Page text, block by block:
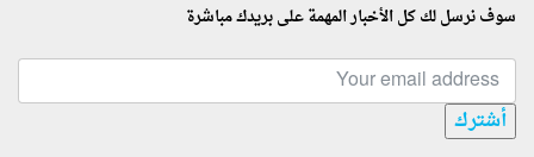
سوف نرسل لك كل الأخبار المهمة على بريدك مباشرة
أشترك